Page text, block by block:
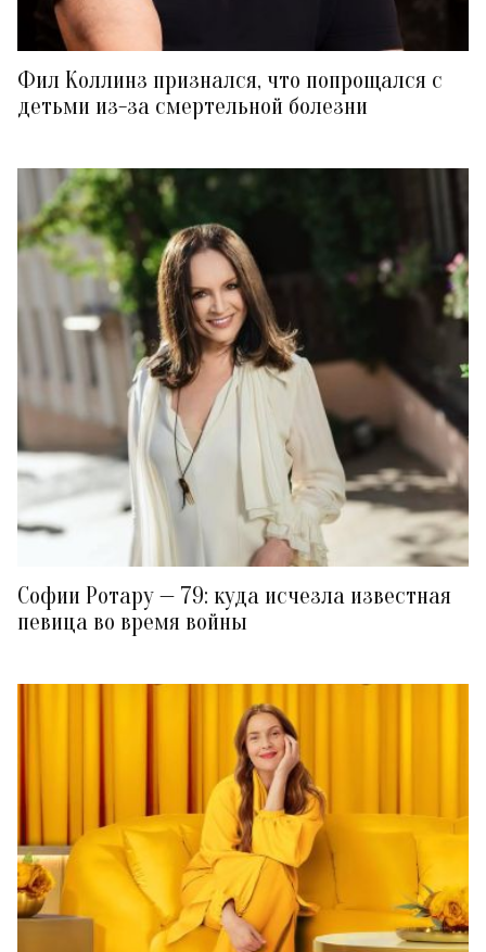
Фил Коллинз признался, что попрощался с
детьми из-за смертельной болезни
Софии Ротару — 79: куда исчезла известная
певица во время войны